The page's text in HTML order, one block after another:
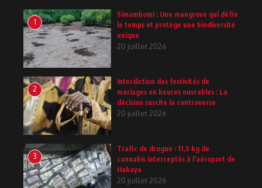
1
Simamboini : Une mangrove qui défie
le temps et protège une biodiversité
unique
20 juillet 2026
2
Interdiction des festivités de
mariages en heures ouvrables : La
décision suscite la controverse
20 juillet 2026
3
Trafic de drogue : 11,3 kg de
cannabis interceptés à l’aéroport de
Hahaya
20 juillet 2026